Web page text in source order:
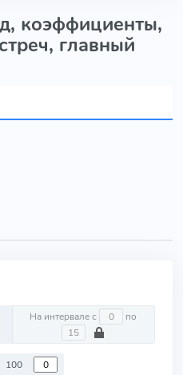
коэффициенты,
главный
На интервале с по
100